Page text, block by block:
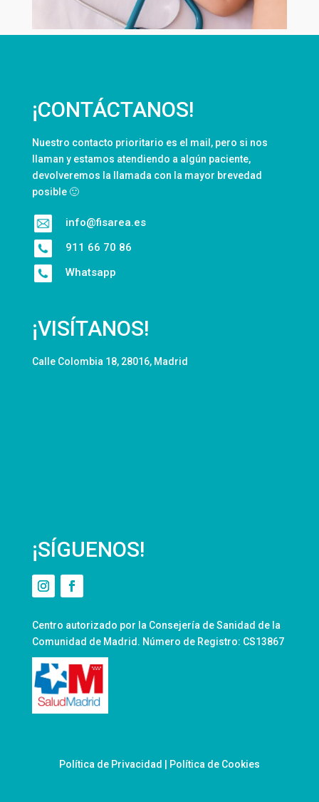
¡CONTÁCTANOS!
Nuestro contacto prioritario es el mail, pero si nos
llaman y estamos atendiendo a algún paciente,
devolveremos la llamada con la mayor brevedad
posible 🙂
info@fisarea.es
911 66 70 86
Whatsapp
¡VISÍTANOS!
Calle Colombia 18, 28016, Madrid
¡SÍGUENOS!
Centro autorizado por la Consejería de Sanidad de la
Comunidad de Madrid. Número de Registro: CS13867
Política de Privacidad Política de Cookies